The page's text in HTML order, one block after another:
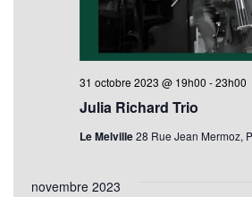
Julia Richard Trio
31 octobre 2023 @ 19h00 -23h00
Le Melville28 Rue Jean Mermoz,
novembre 2023